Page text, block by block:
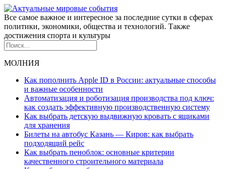
Все самое важное и интересное за последние сутки в сферах
политики, экономики, общества и технологий. Также
достижения спорта и культуры
МОЛНИЯ
Как пополнить Apple ID в России: актуальные способы
и важные особенности
Автоматизация и роботизация производства под ключ:
как создать эффективную производственную систему
Как выбрать детскую выдвижную кровать с ящиками
для хранения
Билеты на автобус Казань — Киров: как выбрать
подходящий рейс
Как выбрать пеноблок: основные критерии
качественного строительного материала